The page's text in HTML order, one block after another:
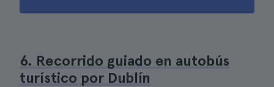
6. Recorrido guiado en autobús
turístico por Dublín